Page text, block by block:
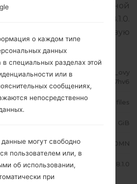
Версия операционной
Android Oreo 8.1.0.
как прошить стоковую
Samsung
SM-J710MN_1_20191228020154_ovy
qjz7hv6
4 files
1.8 GiB
Samsung SM-J710MN
Android Oreo 8.1.0
о каждом типе
данных
в специальных разделах этой
или в
сообщениях,
непосредственно
могут свободно
пользователем или, в
об использовании,
при